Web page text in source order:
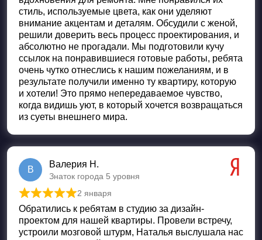
стиль, используемые цвета, как они уделяют
внимание акцентам и деталям. Обсудили с женой,
решили доверить весь процесс проектирования, и
абсолютно не прогадали. Мы подготовили кучу
ссылок на понравившиеся готовые работы, ребята
очень чутко отнеслись к нашим пожеланиям, и в
результате получили именно ту квартиру, которую
и хотели! Это прямо непередаваемое чувство,
когда видишь уют, в который хочется возвращаться
из суеты внешнего мира.
В
Валерия Н.
Знаток города 5 уровня
Оценка 5из 5
2 января
Обратились к ребятам в студию за дизайн-
проектом для нашей квартиры. Провели встречу,
устроили мозговой штурм, Наталья выслушала нас